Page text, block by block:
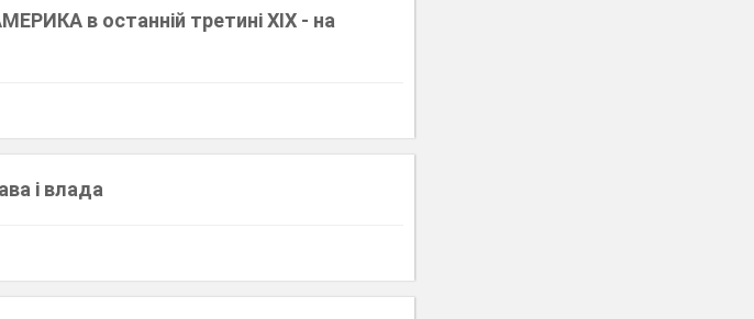
в останній третині ХІХ - на
і влада